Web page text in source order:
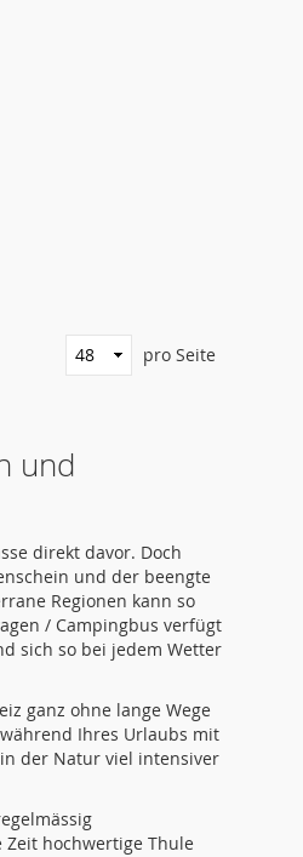
pro Seite
und
direkt davor. Doch
und der beengte
Regionen kann so
/ Campingbus verfügt
sich so bei jedem Wetter
ganz ohne lange Wege
Ihres Urlaubs mit
der Natur viel intensiver
Zeit hochwertige Thule